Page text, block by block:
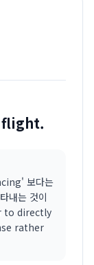
flight.
보다는
내는 것이
to directly
rather